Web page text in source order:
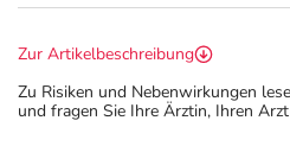
Zur Artikelbeschreibung
Zu Risiken und Nebenwirkungen
und fragen Sie Ihre Ärztin, Ihren